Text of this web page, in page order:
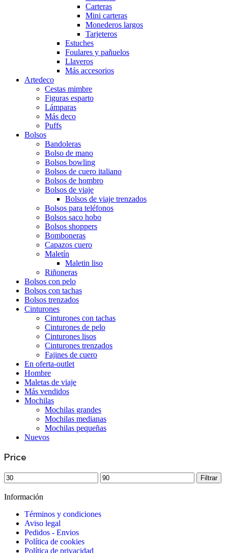
Carteras
Mini carteras
Monederos largos
Tarjeteros
Estuches
Foulares y pañuelos
Llaveros
Más accesorios
Artedeco
Cestas mimbre
Figuras esparto
Lámparas
Más deco
Puffs
Bolsos
Bandoleras
Bolso de mano
Bolsos bowling
Bolsos de cuero italiano
Bolsos de hombro
Bolsos de viaje
Bolsos de viaje trenzados
Bolsos para teléfonos
Bolsos saco hobo
Bolsos shoppers
Bomboneras
Capazos cuero
Maletín
Maletin liso
Riñoneras
Bolsos con pelo
Bolsos con tachas
Bolsos trenzados
Cinturones
Cinturones con tachas
Cinturones de pelo
Cinturones lisos
Cinturones trenzados
Fajines de cuero
En oferta-outlet
Hombre
Maletas de viaje
Más vendidos
Mochilas
Mochilas grandes
Mochilas medianas
Mochilas pequeñas
Nuevos
Price
Filtrar
Información
Términos y condiciones
Aviso legal
Pedidos - Envios
Política de cookies
Política de privacidad